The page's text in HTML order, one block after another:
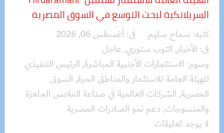
السريلانكية لبحث التوسع في السوق المصرية
كتبه: سماح سليم فى:أغسطس 06, 2026
فى: الأخبار, التوب ستوري, عاجل
وسوم: الاستثمارات الأجنبية المباشرة, الرئيس التنفيذي
للهيئة العامة للاستثمار والمناطق الحرة, السوق
المصرية, الشركات العالمية في صناعة الملابس الجاهزة
والمنسوجات, دعم نمو الصادرات المصرية
لا يوجد تعليقات